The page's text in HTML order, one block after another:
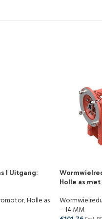
| Uitgang:
,Holle as
Holle as met
– 14 MM